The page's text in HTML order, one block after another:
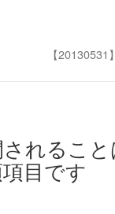
【
れるこ
目です